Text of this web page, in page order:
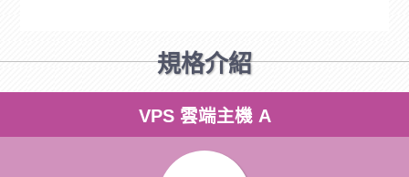
規格介紹
VPS 雲端主機 A